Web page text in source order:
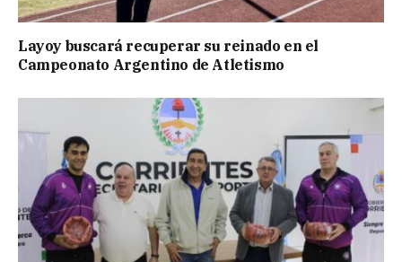
Layoy buscará recuperar su reinado en el
Campeonato Argentino de Atletismo